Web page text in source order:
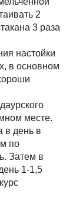
2
3 раза
настойки
в основном
месте.
в день в
по
Затем в
1-1,5